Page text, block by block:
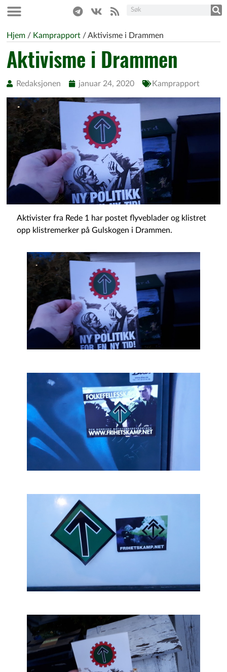
Hjem / Kamprapport /Aktivisme i Drammen
Aktivisme i Drammen
Redaksjonen januar 24, 2020 Kamprapport
Aktivister fra Rede 1 har postet flyveblader og klistret
opp klistremerker på Gulskogen i Drammen.